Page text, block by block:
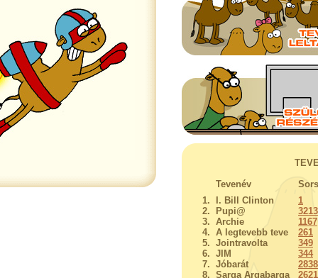
Tevenév
1.
I. Bill Clinton 1
2.
Pupi@
3. Archie 1167
4. A legtevebb teve 261
5. Jointravolta 349
6. JIM 344
7. Jóbarát
8. Sarga Argabarga 2621